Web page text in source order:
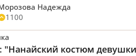
Надежда
1100
"Нанайский костюм